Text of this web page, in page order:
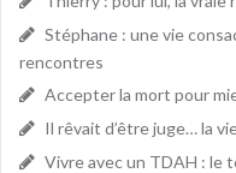
Stéphane : une vie
rencontres
Accepter la mort pour
Il rêvait d’être juge… la
Vivre avec un TDAH : le